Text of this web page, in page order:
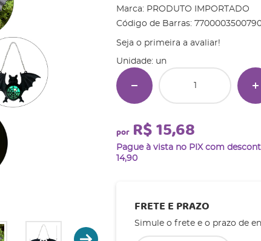
Marca: PRODUTO IMPORTADO
Código de Barras:
Seja o primeira a avaliar!
Unidade: un
por R$ 15,68
Pague à vista no PIX com
14,90
FRETE E PRAZO
Simule o frete e o prazo de